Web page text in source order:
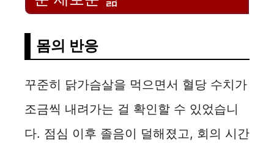
몸의 반응
꾸준히 닭가슴살을 먹으면서 혈당 수치가
조금씩 내려가는 걸 확인할 수 있었습니
다. 점심 이후 졸음이 덜해졌고, 회의 시간